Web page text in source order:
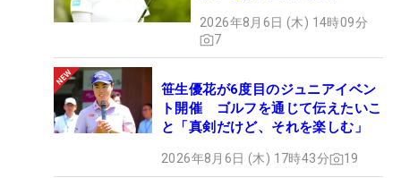
2026年8月6日 (木) 14時09分
7
笹生優花が6度目のジュニアイベン
ト開催 ゴルフを通じて伝えたいこ
と「真剣だけど、それを楽しむ」
2026年8月6日 (木) 17時43分 19